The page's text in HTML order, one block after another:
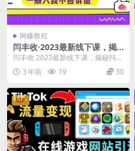
网赚教程
闫丰收·2023最新线下课，揭
秘抖音底层流量分配机制，告
诉你抖音冷启动命门破解和不
同场景下的玩法
闫丰收·2023最新线下课，揭秘抖音
底层流量分配机制，告诉你抖音冷
启动命门破解和...
3 年前 19 30
VIP